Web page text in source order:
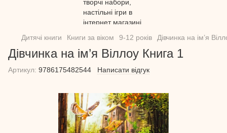
Дитячі книги Книги за віком 9-12 років Дівчинка на ім’я
Дівчинка на ім’я Віллоу Книга 1
Артикул: 9786175482544 Написати відгук